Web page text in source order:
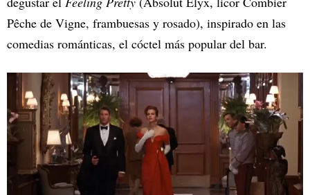
Pêche de Vigne, frambuesas y rosado), inspirado en las
comedias románticas, el cóctel más popular del bar.